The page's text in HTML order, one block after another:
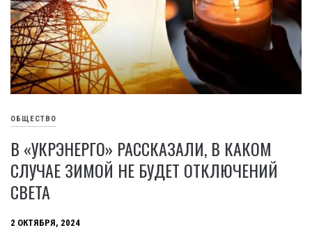
ОБЩЕСТВО
В «УКРЭНЕРГО» РАССКАЗАЛИ, В КАКОМ
СЛУЧАЕ ЗИМОЙ НЕ БУДЕТ ОТКЛЮЧЕНИЙ
СВЕТА
2 ОКТЯБРЯ, 2024